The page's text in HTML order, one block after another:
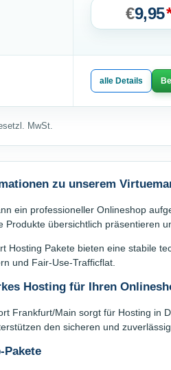
€9,95
alle Details
MwSt.
zu unserem
ein professioneller Onlineshop
Produkte übersichtlich präsentieren
Hosting Pakete bieten eine stabile
und Fair-Use-Trafficflat.
Hosting für Ihren
Frankfurt/Main sorgt für Hosting in
den sicheren und
Pakete